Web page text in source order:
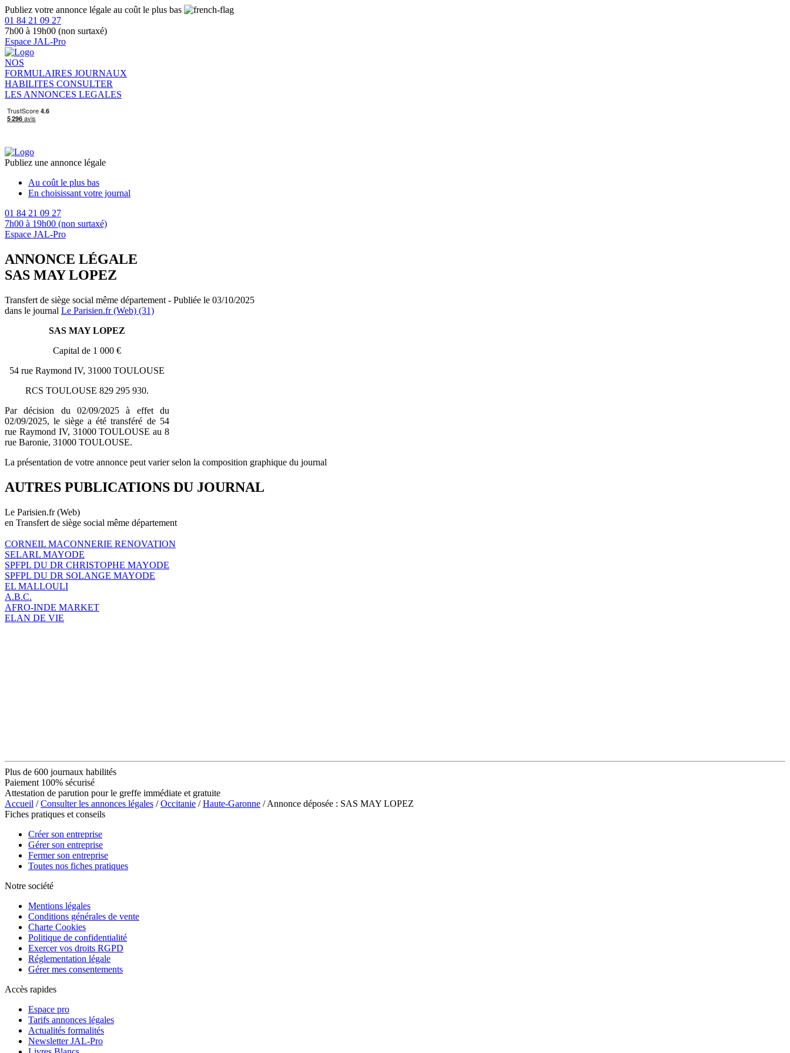
Publiez votre annonce légale au coût le plus bas
01 84 21 09 27
7h00 à 19h00 (non surtaxé)
Espace JAL-Pro
NOS
FORMULAIRES JOURNAUX
HABILITES CONSULTER
LES ANNONCES LEGALES
Publiez une annonce légale
Au coût le plus bas
En choisissant votre journal
01 84 21 09 27
7h00 à 19h00 (non surtaxé)
Espace JAL-Pro
ANNONCE LÉGALE
SAS MAY LOPEZ
Transfert de siège social même département - Publiée le 03/10/2025
dans le journal Le Parisien.fr (Web) (31)
SAS MAY LOPEZ
Capital de 1 000 €
54 rue Raymond IV, 31000 TOULOUSE
RCS TOULOUSE 829 295 930.
Par décision du 02/09/2025 à effet du
02/09/2025, le siège a été transféré de 54
rue Raymond IV, 31000 TOULOUSE au 8
rue Baronie, 31000 TOULOUSE.
La présentation de votre annonce peut varier selon la composition graphique du journal
AUTRES PUBLICATIONS DU JOURNAL
Le Parisien.fr (Web)
en Transfert de siège social même département
CORNEIL MACONNERIE RENOVATION
SELARL MAYODE
SPFPL DU DR CHRISTOPHE MAYODE
SPFPL DU DR SOLANGE MAYODE
EL MALLOULI
A.B.C.
AFRO-INDE MARKET
ELAN DE VIE
Plus de 600 journaux habilités
Paiement 100% sécurisé
Attestation de parution pour le greffe immédiate et gratuite
Accueil /Consulter les annonces légales /Occitanie /Haute-Garonne / Annonce déposée : SAS MAY LOPEZ
Fiches pratiques et conseils
Créer son entreprise
Gérer son entreprise
Fermer son entreprise
Toutes nos fiches pratiques
Notre société
Mentions légales
Conditions générales de vente
Charte Cookies
Politique de confidentialité
Exercer vos droits RGPD
Réglementation légale
Gérer mes consentements
Accès rapides
Espace pro
Tarifs annonces légales
Actualités formalités
Newsletter JAL-Pro